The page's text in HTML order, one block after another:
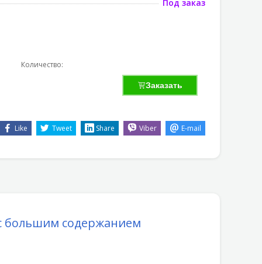
Под заказ
Количество:
Заказать
Like Tweet Share Viber E-mail
большим содержанием